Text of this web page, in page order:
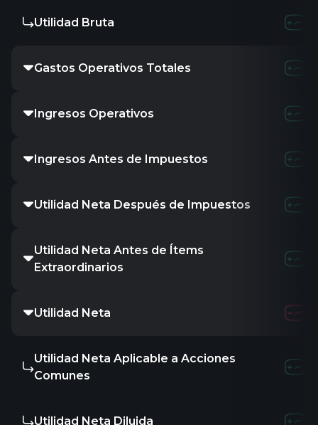
Utilidad Bruta
Gastos Operativos Totales
Ingresos Operativos
Ingresos Antes de Impuestos
Utilidad Neta Después de Impuestos
Utilidad Neta Antes de Ítems
Extraordinarios
Utilidad Neta
Utilidad Neta Aplicable a Acciones
Comunes
Utilidad Neta Diluida